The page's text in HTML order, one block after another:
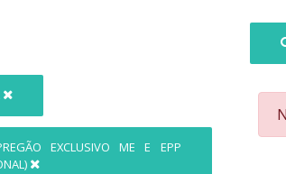
EXCLUSIVO ME E EPP